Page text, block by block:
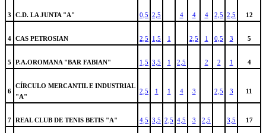
3 C.D. LA JUNTA "A" 0,5 2,5 4 4 4 2,5 2,5 12
4 CAS PETROSIAN 2,5 1,5 1 2,5 1 0,5 3 5
5 P.A.OROMANA "BAR FABIAN" 1,5 3,5 1 2,5 2 2 1 4
6
CÍRCULO MERCANTIL E INDUSTRIAL
"A"
2,5 1 1 4 3 2,5 3 11
7 REAL CLUB DE TENIS BETIS "A" 4,5 3,5 2,5 4,5 3 2,5 3,5 17